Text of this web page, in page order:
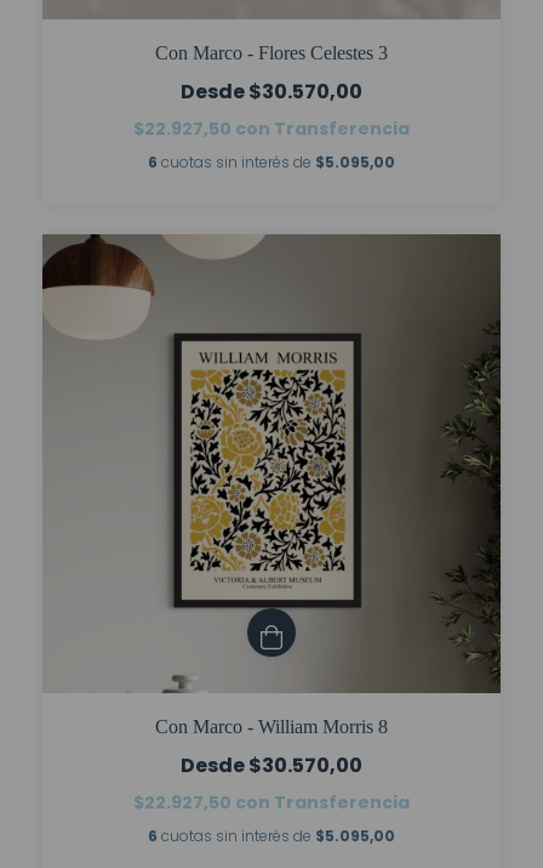
Con Marco - Flores Celestes 3
$30.570,00
$22.927,50 con Transferencia
6 cuotas sin interés de $5.095,00
Con Marco - William Morris 8
$30.570,00
$22.927,50 con Transferencia
6 cuotas sin interés de $5.095,00